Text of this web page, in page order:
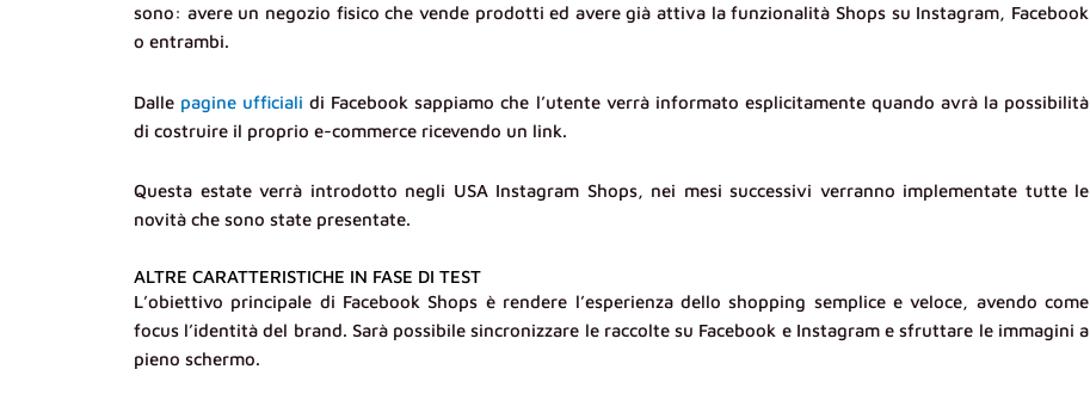
sono: avere un negozio fisico che vende prodotti ed avere già attiva la funzionalità Shops su Instagram, Facebook
o entrambi.
Dalle pagine ufficiali di Facebook sappiamo che l’utente verrà informato esplicitamente quando avrà la possibilità
di costruire il proprio e-commerce ricevendo un link.
Questa estate verrà introdotto negli USA Instagram Shops, nei mesi successivi verranno implementate tutte le
novità che sono state presentate.
ALTRE CARATTERISTICHE IN FASE DI TEST
L’obiettivo principale di Facebook Shops è rendere l’esperienza dello shopping semplice e veloce, avendo come
focus l’identità del brand. Sarà possibile sincronizzare le raccolte su Facebook e Instagram e sfruttare le immagini a
pieno schermo.